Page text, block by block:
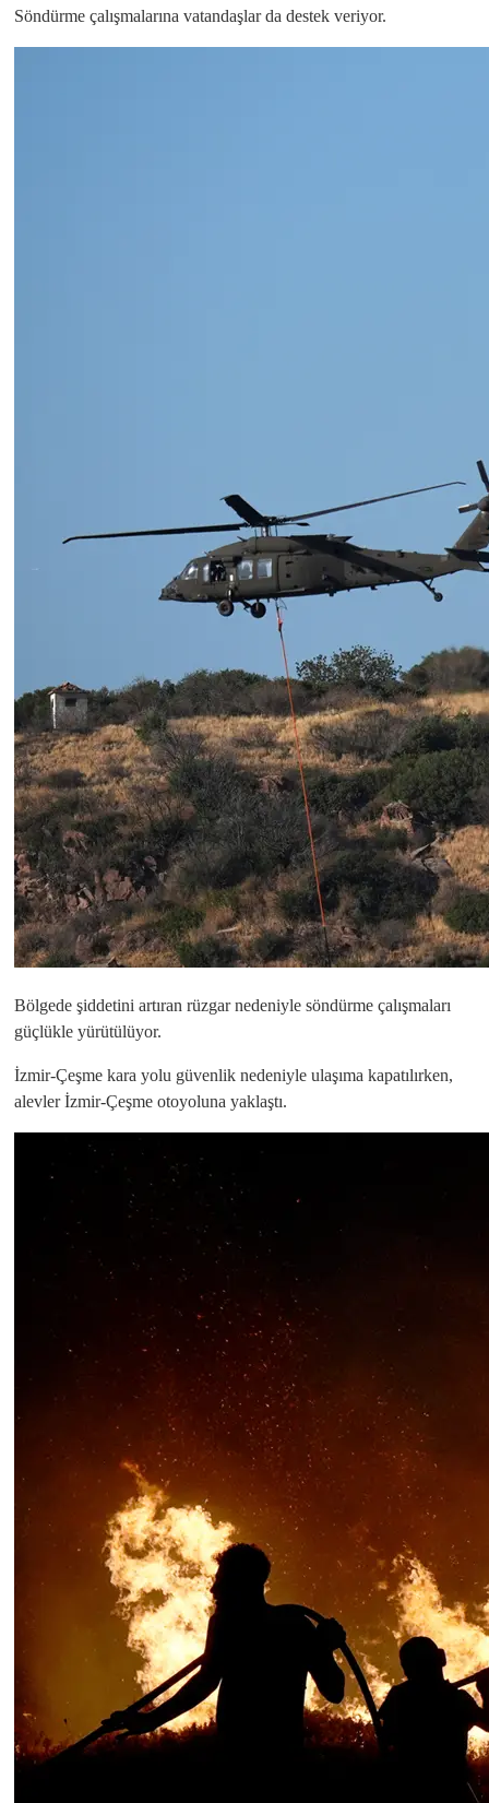
Söndürme çalışmalarına vatandaşlar da destek veriyor.
Bölgede şiddetini artıran rüzgar nedeniyle söndürme çalışmaları
güçlükle yürütülüyor.
İzmir-Çeşme kara yolu güvenlik nedeniyle ulaşıma kapatılırken,
alevler İzmir-Çeşme otoyoluna yaklaştı.